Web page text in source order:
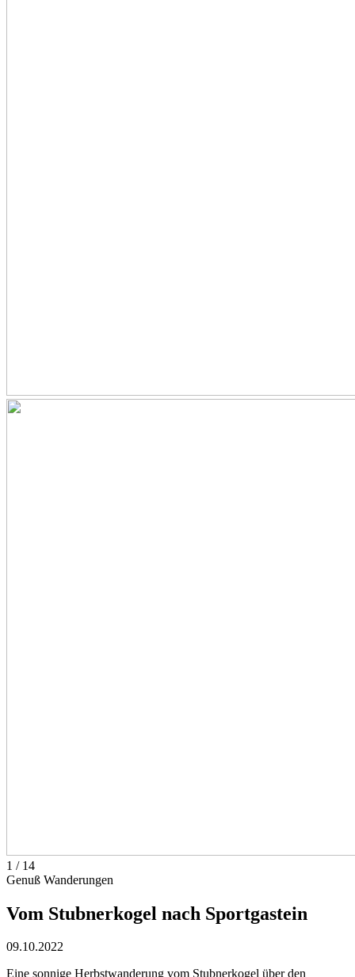
1 / 14
Genuß Wanderungen
Vom Stubnerkogel nach Sportgastein
09.10.2022
Eine sonnige Herbstwanderung vom Stubnerkogel über den